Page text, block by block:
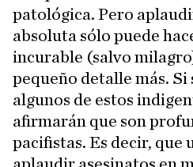
patológica. Pero
absoluta sólo puede
incurable (salvo
pequeño detalle más. Si
algunos de estos
afirmarán que son
pacifistas. Es decir, que